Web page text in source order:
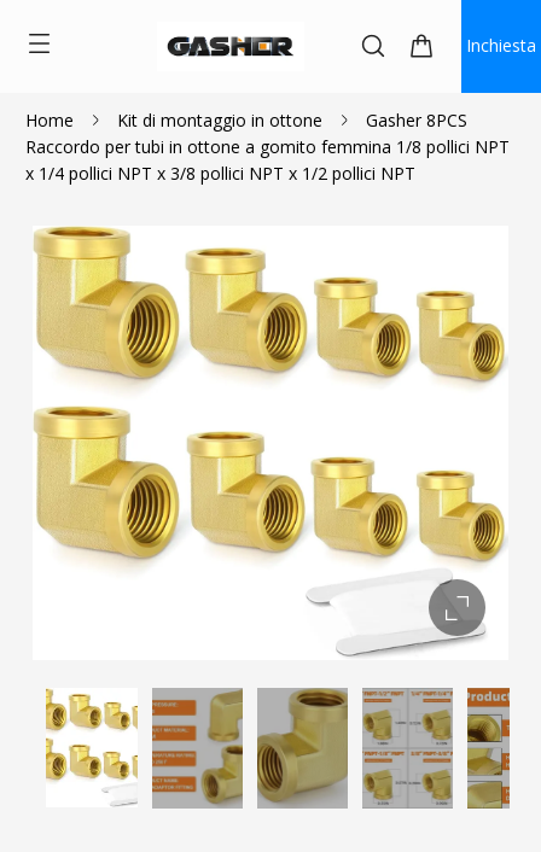
Inchiesta
Home Kit di montaggio in ottone
Gasher 8PCS
Raccordo per tubi in ottone a gomito femmina 1/8 pollici NPT
x 1/4 pollici NPT x 3/8 pollici NPT x 1/2 pollici NPT
$16.19